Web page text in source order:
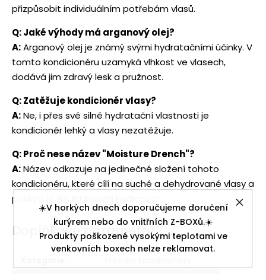
☀️V horkých dnech doporučujeme doručení
kurýrem nebo do vnitřních Z-BOXů.☀️
Produkty poškozené vysokými teplotami ve
venkovních boxech nelze reklamovat.
přizpůsobit individuálním potřebám vlasů.
Q: Jaké výhody má arganový olej?
A:Arganový olej je známý svými hydratačními účinky. V
tomto kondicionéru uzamyká vlhkost ve vlasech,
dodává jim zdravý lesk a pružnost.
Q: Zatěžuje kondicionér vlasy?
A:Ne, i přes své silné hydratační vlastnosti je
kondicionér lehký a vlasy nezatěžuje.
Q: Proč nese název "Moisture Drench"?
A:Název odkazuje na jedinečné složení tohoto
kondicionéru, které cílí na suché a dehydrované vlasy a
poskytuje jim intenzivní hydrataci.
Doplňkové parametry